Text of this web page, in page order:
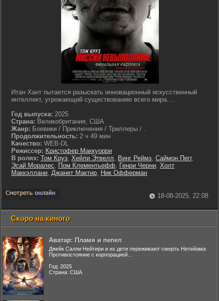
Итан Хант пытается разыскать инновационный искусственный
интеллект, угрожающий существованию всего мира....
Год выпуска: 2025
Страна: Великобритания, США
Жанр: Боевики / Приключения / Триллеры / .
Продолжительность: 2 ч 49 мин
Качество: WEB-DL
Режиссер: Кристофер Маккуорри
В ролях: Том Круз, Хейли Этвелл, Винг Реймз, Саймон Пегг,
Эсай Моралес, Пом Клементьефф, Генри Черни, Холт
Маккэллани, Джанет Мактир, Ник Офферман
18-08-2025, 22:08
Скоро на киного
Аватар: Пламя и пепел
Джейк Салли Нейтири и их дети переживают смерть Нетейама
Противостояние с корпорацией...
Год: 2025
Страна: США